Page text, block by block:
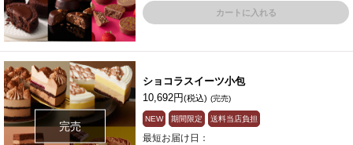
カートに入れる
完売
ショコラスイーツ小包
10,692円(税込) (完売)
NEW 期間限定 送料当店負担
最短お届け日：